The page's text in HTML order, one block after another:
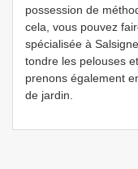
possession de
cela, vous pouvez
spécialisée à
tondre les pelouses
prenons également
de jardin.